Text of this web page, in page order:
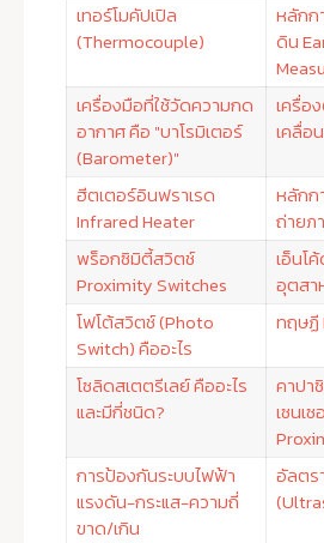
เทอร์โมคัปเปิล
(Thermocouple)
หลักก
ดิน
เครื่องมือที่ใช้วัดความกด
อากาศ คือ "บาโรมิเตอร์
(Barometer)"
เครื่อ
เคลื่อ
ฮีตเตอร์อินฟราเรด
Infrared Heater
หลักก
ถ่ายภ
พร็อกซิมิตี้สวิตช์
Proximity Switches
เอ็นโ
อุตสา
โฟโต้สวิตช์ (Photo
Switch) คืออะไร
ทฤษฏี
โซลิดสเตตรีเลย์ คืออะไร
และมีกี่ชนิด?
คาปา
เซนเ
การป้องกันระบบไฟฟ้า
แรงดัน-กระแส-ความถี่
ขาด/เกิน
อัลตร